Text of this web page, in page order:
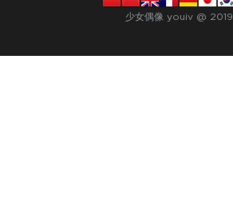
少女偶像 youiv @ 2019